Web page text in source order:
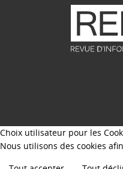
Choix utilisateur pour les
Nous utilisons des cookies